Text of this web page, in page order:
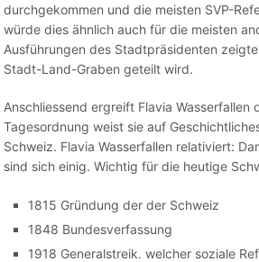
durchgekommen und die meisten SVP-
würde dies ähnlich auch für die meisten
Ausführungen des Stadtpräsidenten
Stadt-Land-Graben geteilt wird.
Anschliessend ergreift Flavia
Tagesordnung weist sie auf
Schweiz. Flavia Wasserfallen relativiert:
sind sich einig. Wichtig für die heutige
1815 Gründung der der Schweiz
1848 Bundesverfassung
1918 Generalstreik. welcher soziale